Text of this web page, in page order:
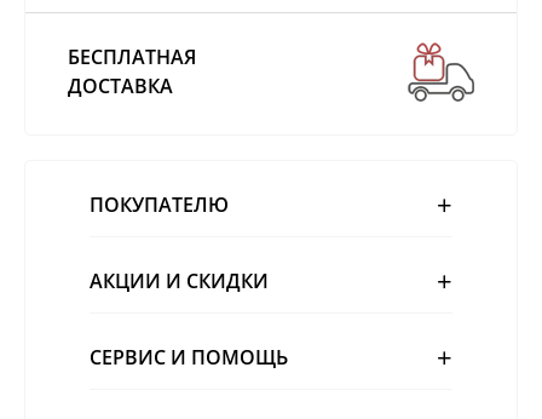
БЕСПЛАТНАЯ
ДОСТАВКА
ПОКУПАТЕЛЮ
АКЦИИ И СКИДКИ
СЕРВИС И ПОМОЩЬ